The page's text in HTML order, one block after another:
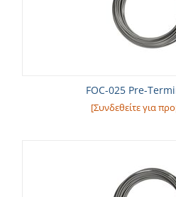
FOC-025 Pre-
[Συνδεθείτε για